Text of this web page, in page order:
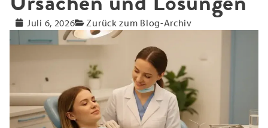
Juli 6, 2026 Zurück zum Blog-Archiv